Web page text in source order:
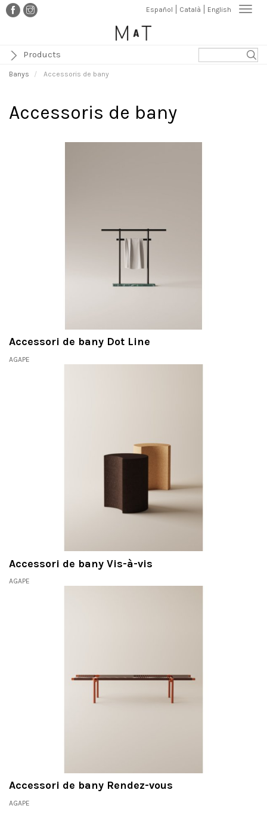
Vés
al
Español Català English
Products
Banys Accessoris de bany
Accessoris de bany
Accessori de bany Dot Line
AGAPE
Accessori de bany Vis-à-vis
AGAPE
Accessori de bany Rendez-vous
AGAPE